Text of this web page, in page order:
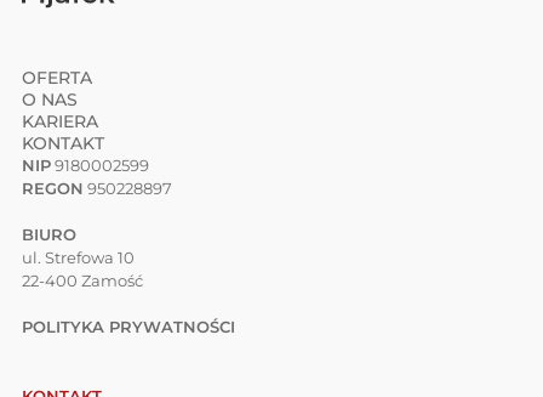
OFERTA
O NAS
KARIERA
KONTAKT
NIP 9180002599
REGON 950228897
BIURO
ul. Strefowa 10
22-400 Zamość
POLITYKA PRYWATNOŚCI